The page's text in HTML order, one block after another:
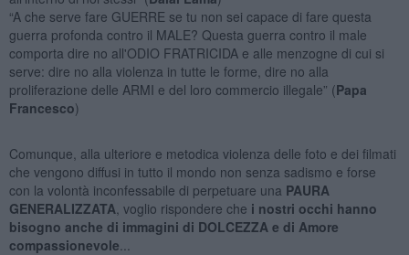
“A che serve fare GUERRE se tu non sei capace di fare questa
guerra profonda contro il MALE? Questa guerra contro il male
comporta dire no all'ODIO FRATRICIDA e alle menzogne di cui si
serve: dire no alla violenza in tutte le forme, dire no alla
proliferazione delle ARMI e del loro commercio illegale” (Papa
Francesco)
Comunque, alla ulteriore e metodica violenza delle foto e dei filmati
che vengono diffusi in tutto il mondo non senza sadismo e forse
con la volontà inconfessabile di perpetuare una PAURA
GENERALIZZATA , voglio rispondere che i nostri occhi hanno
bisogno anche di immagini di DOLCEZZA e di Amore
compassionevole